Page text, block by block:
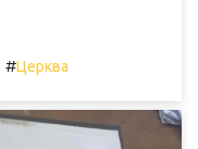
#Церква